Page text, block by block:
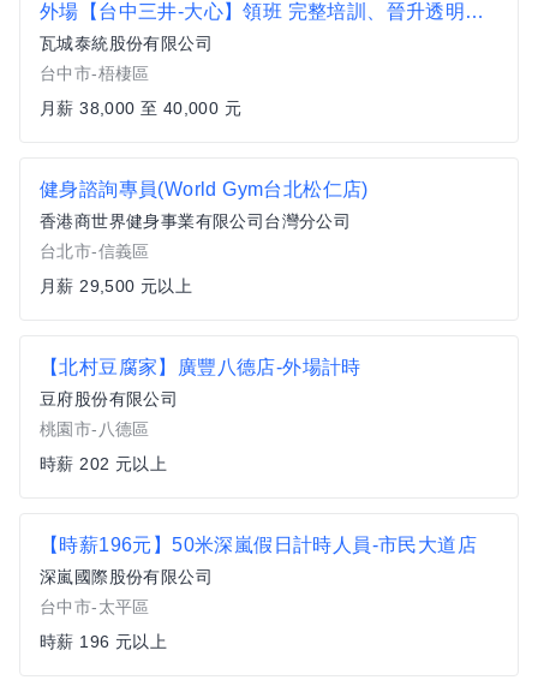
外場【台中三井-大心】領班 完整培訓、晉升透明、一頭班
瓦城泰統股份有限公司
台中市-梧棲區
月薪 38,000 至 40,000 元
健身諮詢專員(World Gym台北松仁店)
香港商世界健身事業有限公司台灣分公司
台北市-信義區
月薪 29,500 元以上
【北村豆腐家】廣豐八德店-外場計時
豆府股份有限公司
桃園市-八德區
時薪 202 元以上
【時薪196元】50米深嵐假日計時人員-市民大道店
深嵐國際股份有限公司
台中市-太平區
時薪 196 元以上